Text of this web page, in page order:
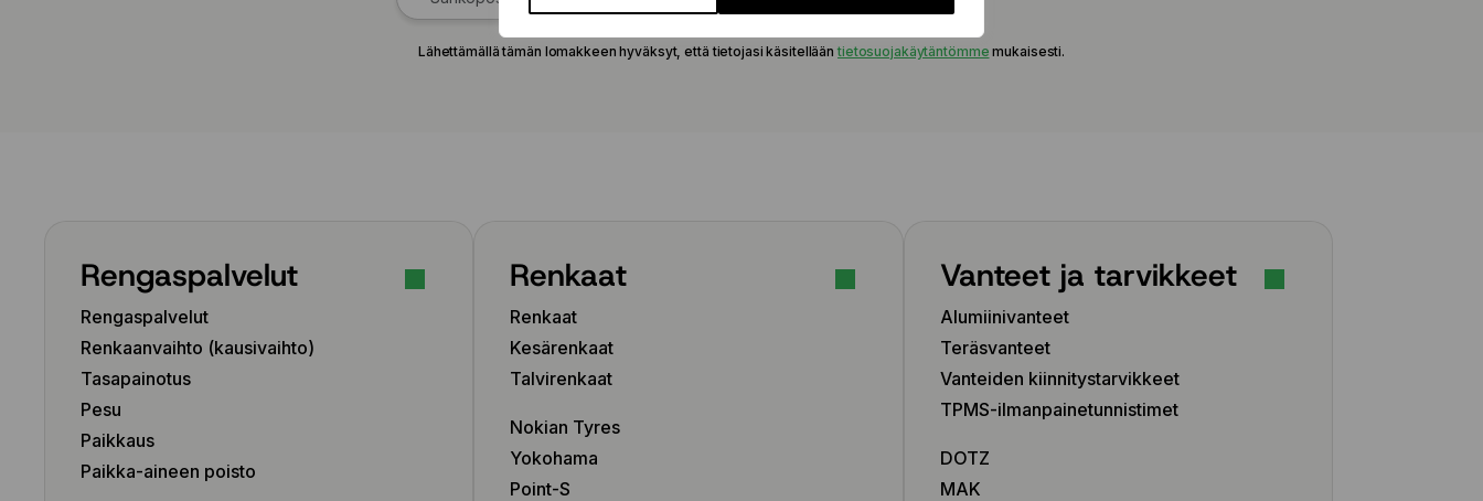
225/50 R18 99W
235/40 R19 96W
235/40 R19 96Y
235/45 R17 94W
235/45 R18 94Y
Lähettämällä tämän lomakkeen hyväksyt, että tietojasi käsitellääntietosuojakäytäntömme mukaisesti.
Rengaspalvelut
Rengaspalvelut
Renkaanvaihto (kausivaihto)
Tasapainotus
Pesu
Paikkaus
Paikka-aineen poisto
Renkaat
Renkaat
Kesärenkaat
Talvirenkaat
Nokian Tyres
Yokohama
Point-S
Vanteet ja tarvikkeet
Alumiinivanteet
Teräsvanteet
Vanteiden kiinnitystarvikkeet
TPMS-ilmanpainetunnistimet
DOTZ
MAK